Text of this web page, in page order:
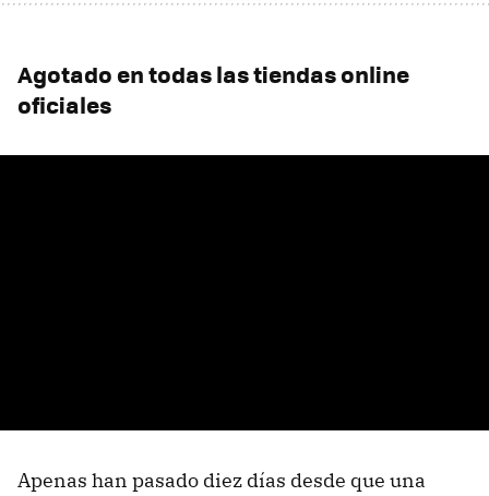
Agotado en todas las tiendas online
oficiales
Apenas han pasado diez días desde que una